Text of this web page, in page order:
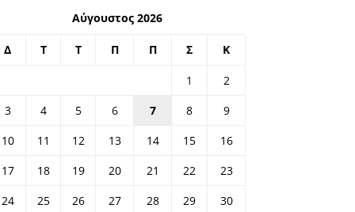
Αύγουστος 2026
Δ Τ Τ Π Π Σ Κ
1
2
3
4 5 6 7 8
9
10
11 12 13 14 15
16
17
18 19 20 21 22
23
24
25 26 27 28 29 30